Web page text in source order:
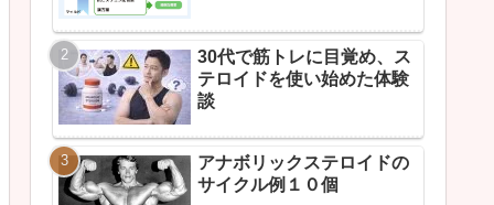
30代で筋トレに目覚め、ス
テロイドを使い始めた体験
談
アナボリックステロイドの
サイクル例１０個